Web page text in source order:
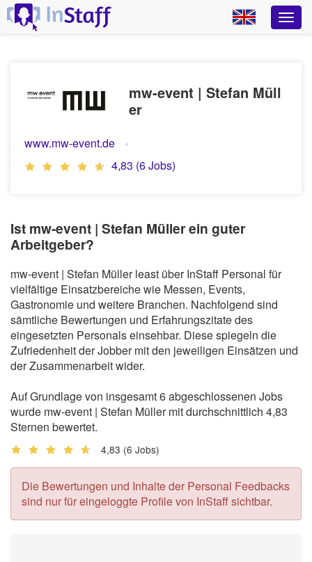
mw-event | Stefan Müll
er
www.mw-event.de
4,83 (6 Jobs)
Ist mw-event | Stefan Müller ein guter
Arbeitgeber?
mw-event | Stefan Müller least über InStaff Personal für
vielfältige Einsatzbereiche wie Messen, Events,
Gastronomie und weitere Branchen. Nachfolgend sind
sämtliche Bewertungen und Erfahrungszitate des
eingesetzten Personals einsehbar. Diese spiegeln die
Zufriedenheit der Jobber mit den jeweiligen Einsätzen und
der Zusammenarbeit wider.
Auf Grundlage von insgesamt 6 abgeschlossenen Jobs
wurde mw-event | Stefan Müller mit durchschnittlich 4,83
Sternen bewertet.
4,83 (6 Jobs)
Die Bewertungen und Inhalte der Personal Feedbacks
sind nur für eingeloggte Profile von InStaff sichtbar.